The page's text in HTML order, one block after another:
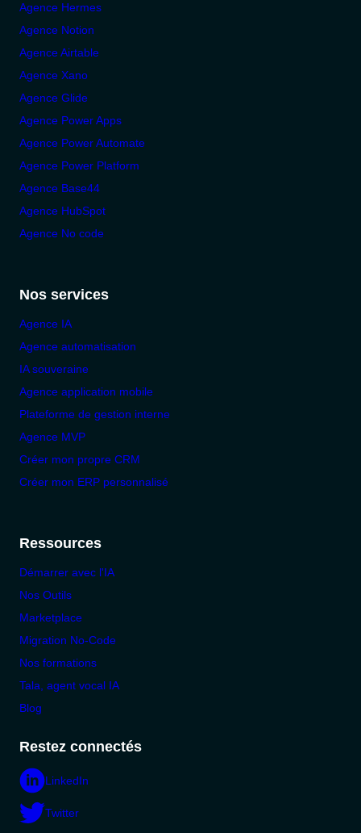
Agence Hermes
Agence Notion
Agence Airtable
Agence Xano
Agence Glide
Agence Power Apps
Agence Power Automate
Agence Power Platform
Agence Base44
Agence HubSpot
Agence No code
Nos services
Agence IA
Agence automatisation
IA souveraine
Agence application mobile
Plateforme de gestion interne
Agence MVP
Créer mon propre CRM
Créer mon ERP personnalisé
Ressources
Démarrer avec l'IA
Nos Outils
Marketplace
Migration No-Code
Nos formations
Tala, agent vocal IA
Blog
Restez connectés
LinkedIn
Twitter